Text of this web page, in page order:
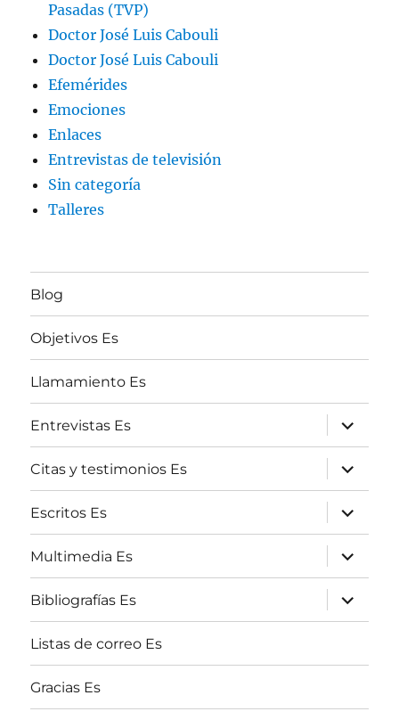
Pasadas (TVP)
Doctor José Luis Cabouli
Doctor José Luis Cabouli
Efemérides
Emociones
Enlaces
Entrevistas de televisión
Sin categoría
Talleres
Blog
Objetivos Es
Llamamiento Es
Entrevistas Es
expande
el
menú
inferior
Citas y testimonios Es
expande
el
menú
inferior
Escritos Es
expande
el
menú
inferior
Multimedia Es
expande
el
menú
inferior
Bibliografías Es
expande
el
menú
Listas de correo Es
Gracias Es